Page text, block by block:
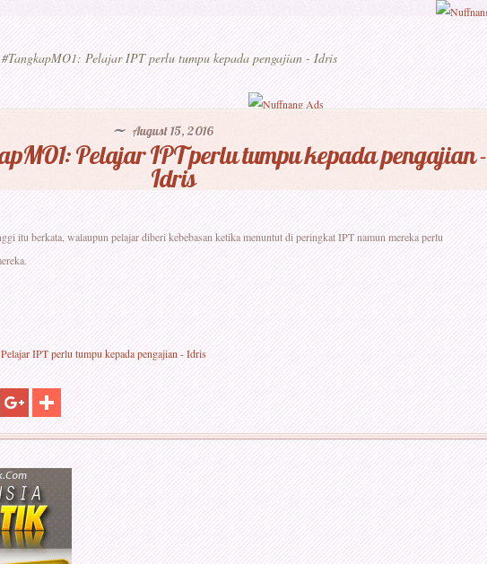
Pelajar IPT perlu tumpu kepada pengajian - Idris
August 15, 2016
Pelajar IPT perlu tumpu kepada pengajian -
Idris
itu berkata, walaupun pelajar diberi kebebasan ketika menuntut di peringkat IPT namun mereka perlu
IPT perlu tumpu kepada pengajian - Idris